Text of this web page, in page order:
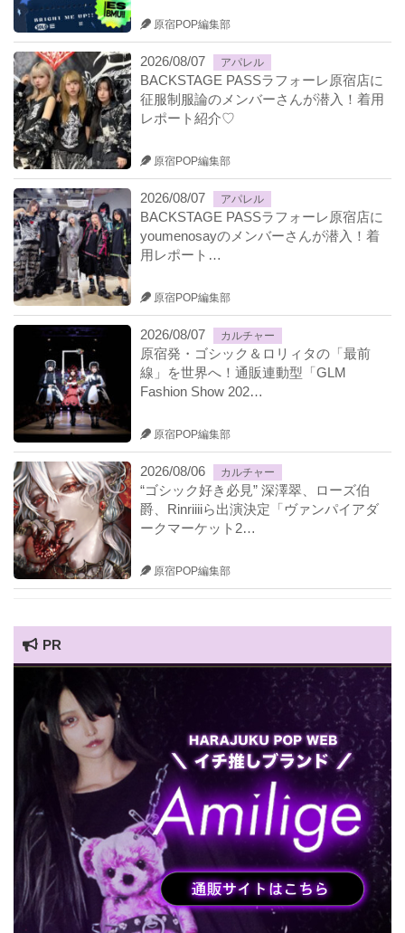
原宿POP編集部
2026/08/07 アパレル
BACKSTAGE PASSラフォーレ原宿店に
征服制服論のメンバーさんが潜入！着用
レポート紹介♡
原宿POP編集部
2026/08/07 アパレル
BACKSTAGE PASSラフォーレ原宿店に
youmenosayのメンバーさんが潜入！着
用レポート…
原宿POP編集部
2026/08/07 カルチャー
原宿発・ゴシック＆ロリィタの「最前
線」を世界へ！通販連動型「GLM
Fashion Show 202…
原宿POP編集部
2026/08/06 カルチャー
“ゴシック好き必見” 深澤翠、ローズ伯
爵、Rinriiiiら出演決定「ヴァンパイアダ
ークマーケット2…
原宿POP編集部
PR
HARAJUKU POP TV